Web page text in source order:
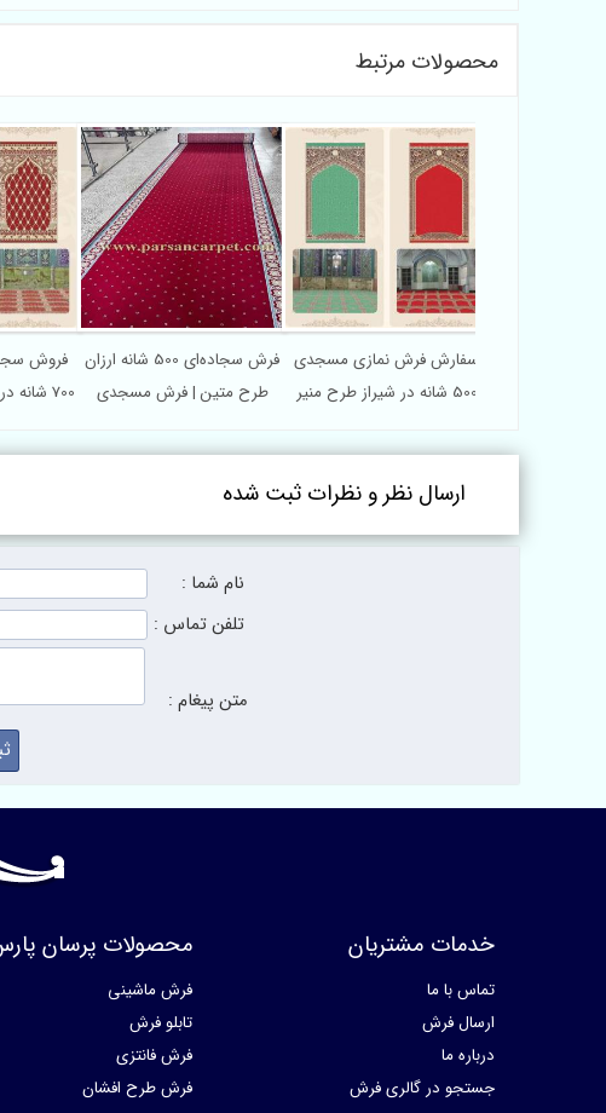
محصولات مرتبط
فروش
700 شانه در اصفهان طرح کوثر
فرش سجاده‌ای 500 شانه ارزان
طرح متین | فرش مسجدی
سفارش فرش نمازی مسجدی
500 شانه در شیراز طرح منیر
ارسال نظر و نظرات ثبت شده
نام شما :
تلفن تماس :
متن پیغام :
خدمات مشتریان
تماس با ما
ارسال فرش
درباره ما
جستجو در گالری فرش
محصولات پرسان
فرش ماشینی
تابلو فرش
فرش فانتزی
فرش طرح افشان